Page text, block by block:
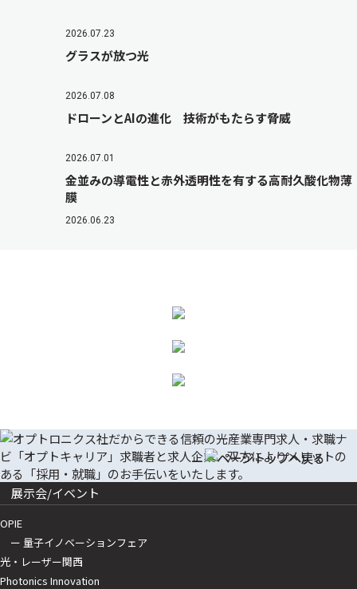
2026.07.23
グラスが放つ光
2026.07.08
ドローンとAIの進化 技術がもたらす脅威
2026.07.01
金並みの導電性と赤外透明性を有する高耐久酸化物薄
膜
2026.06.23
展示会/イベント
OPIE
ー 量子イノベーションフェア
光・レーザー関西
Photonics Innovation